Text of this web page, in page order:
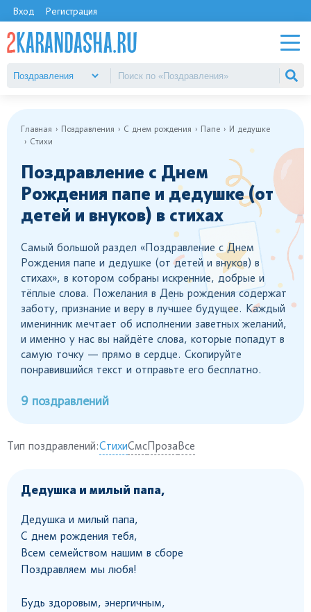
Вход Регистрация
Главная Поздравления С днем рождения Папе
И дедушке
Стихи
Поздравление с Днем
Рождения папе и дедушке (от
детей и внуков) в стихах
Самый большой раздел «Поздравление с Днем
Рождения папе и дедушке (от детей и внуков) в
стихах», в котором собраны искренние, добрые и
тёплые слова. Пожелания в День рождения содержат
заботу, признание и веру в лучшее будущее. Каждый
именинник мечтает об исполнении заветных желаний,
и именно у нас вы найдёте слова, которые попадут в
самую точку — прямо в сердце. Скопируйте
понравившийся текст и отправьте его бесплатно.
9 поздравлений
Тип поздравлений:СтихиСмсПрозаВсе
Дедушка и милый папа,
Дедушка и милый папа,
С днем рождения тебя,
Всем семейством нашим в сборе
Поздравляем мы любя!
Будь здоровым, энергичным,